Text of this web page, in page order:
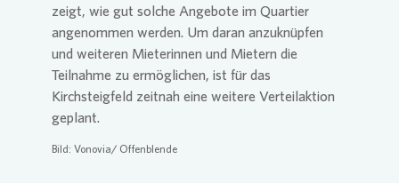
zeigt, wie gut solche Angebote im Quartier
angenommen werden. Um daran anzuknüpfen
und weiteren Mieterinnen und Mietern die
Teilnahme zu ermöglichen, ist für das
Kirchsteigfeld zeitnah eine weitere Verteilaktion
geplant.
Bild: Vonovia/ Offenblende